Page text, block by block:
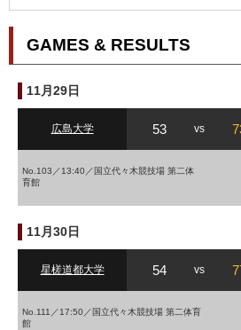
GAMES & RESULTS
11月29日
広島大学 53 vs
No.103／13:40／国立代々木競技場 第二体
育館
11月30日
星槎道都大学 54 vs
No.111／17:50／国立代々木競技場 第二体育
館